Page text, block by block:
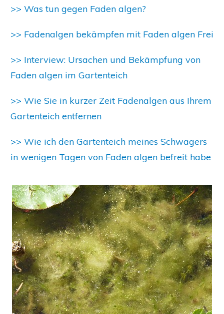
>> Was tun gegen Faden algen?
>> Fadenalgen bekämpfen mit Faden algen Frei
>> Interview: Ursachen und Bekämpfung von
Faden algen im Gartenteich
>> Wie Sie in kurzer Zeit Fadenalgen aus Ihrem
Gartenteich entfernen
>> Wie ich den Gartenteich meines Schwagers
in wenigen Tagen von Faden algen befreit habe